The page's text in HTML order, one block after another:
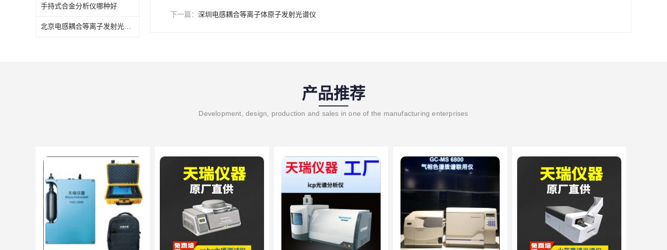
手持式合金分析仪哪种好
北京电感耦合等离子发射光谱仪
下一篇： 深圳电感耦合等离子体原子发射光谱仪
产品推荐
Development, design, production and sales in one of the manufacturing enterprises